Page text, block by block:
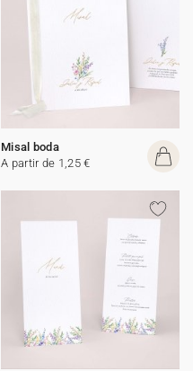
Misal boda
A partir de 1,25 €